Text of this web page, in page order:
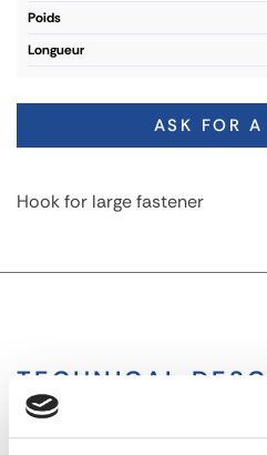
poids
longueur
ASK FOR
Hook for large fastener
TECHNICAL
Large Model Frog Fastener